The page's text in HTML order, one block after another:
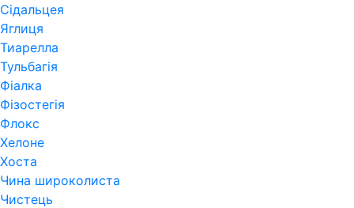
Сідальцея
Яглиця
Тиарелла
Тульбагія
Фіалка
Фізостегія
Флокс
Хелоне
Хоста
Чина широколиста
Чистець